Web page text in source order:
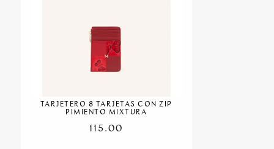
TARJETERO 8 TARJETAS CON ZIP
PIMIENTO MIXTURA
115.00